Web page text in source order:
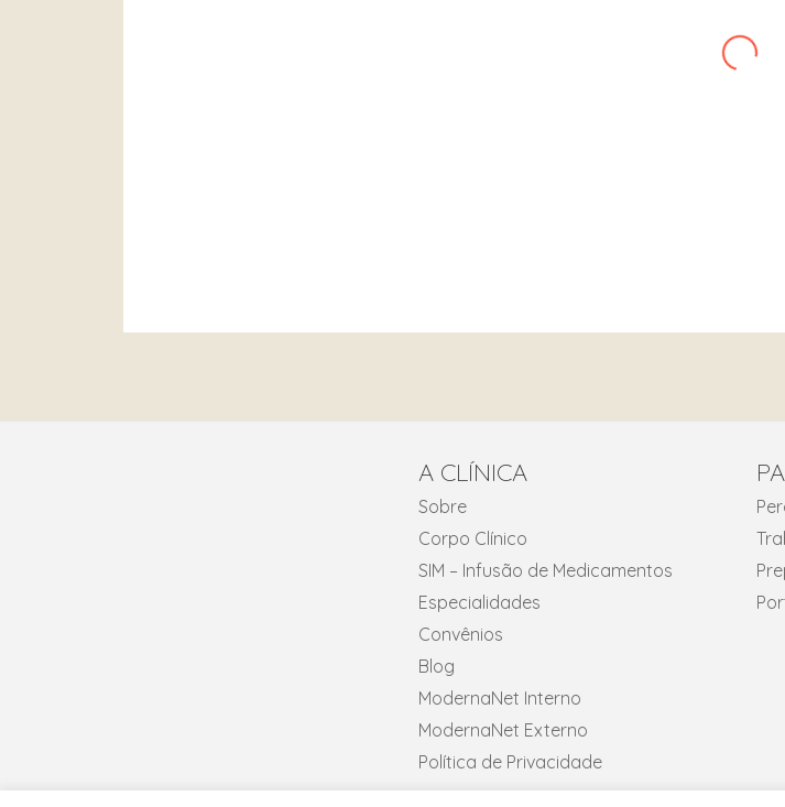
A CLÍNICA
Sobre
Corpo Clínico
SIM – Infusão de Medicamentos
Especialidades
Convênios
Blog
ModernaNet Interno
ModernaNet Externo
Política de Privacidade